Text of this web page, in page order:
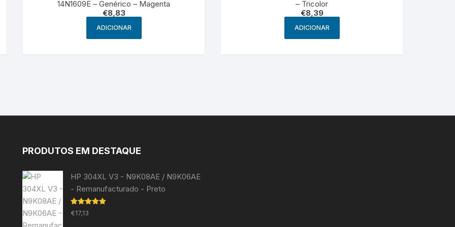
14N1609E – Genérico – Magenta
€8,83
ADICIONAR
– Tricolor
€8,39
ADICIONAR
PRODUTOS EM DESTAQUE
HP 304XL V3 - N9K08AE / N9K06AE
- Remanufacturado - Preto
Avaliação
5.00 de 5
€17,13